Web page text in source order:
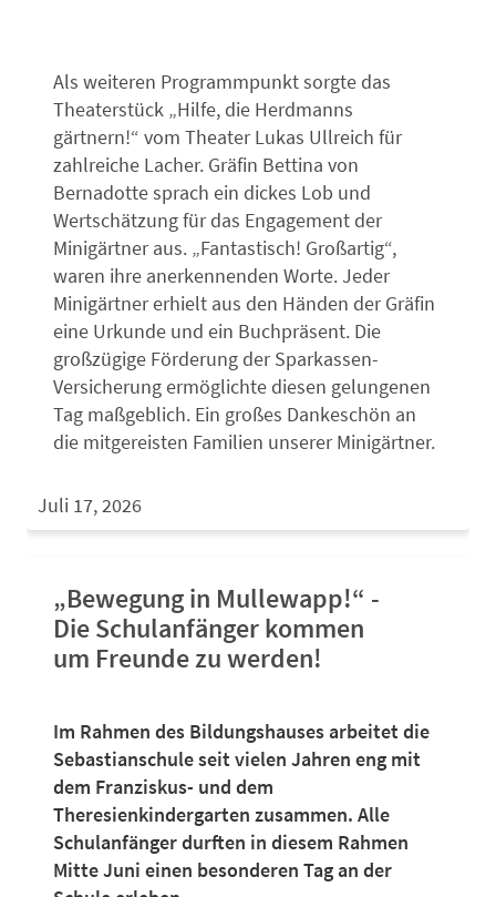
Als weiteren Programmpunkt sorgte das
Theaterstück „Hilfe, die Herdmanns
gärtnern!“ vom Theater Lukas Ullreich für
zahlreiche Lacher. Gräfin Bettina von
Bernadotte sprach ein dickes Lob und
Wertschätzung für das Engagement der
Minigärtner aus. „Fantastisch! Großartig“,
waren ihre anerkennenden Worte. Jeder
Minigärtner erhielt aus den Händen der Gräfin
eine Urkunde und ein Buchpräsent. Die
großzügige Förderung der Sparkassen-
Versicherung ermöglichte diesen gelungenen
Tag maßgeblich. Ein großes Dankeschön an
die mitgereisten Familien unserer Minigärtner.
Juli 17, 2026
„Bewegung in Mullewapp!“ -
Die Schulanfänger kommen
um Freunde zu werden!
Im Rahmen des Bildungshauses arbeitet die
Sebastianschule seit vielen Jahren eng mit
dem Franziskus- und dem
Theresienkindergarten zusammen. Alle
Schulanfänger durften in diesem Rahmen
Mitte Juni einen besonderen Tag an der